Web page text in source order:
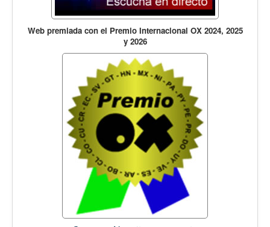
Web premiada con el Premio Internacional OX 2024, 2025
y 2026